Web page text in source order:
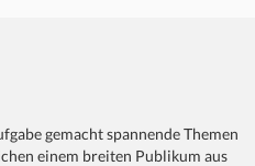
gemacht spannende Themen
einem breiten Publikum aus